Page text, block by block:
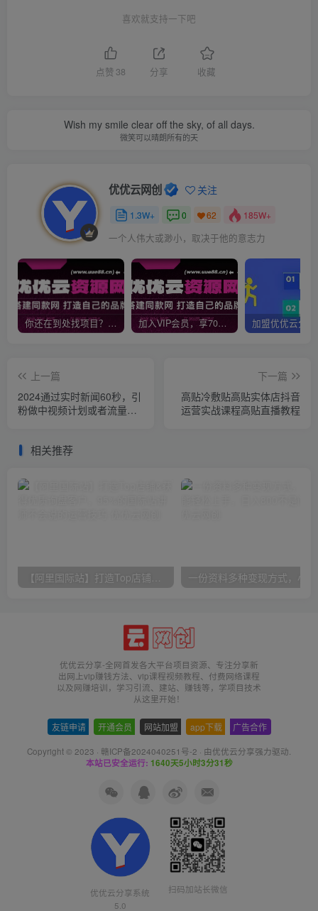
喜欢就支持一下吧
点赞 38 分享 收藏
Wish my smile clear off the sky, of all days.
微笑可以晴朗所有的天
优优云网创 关注
1.3W+ 0 62 185W+
一个人伟大或渺小，取决于他的意志力
你还在到处找项目？还在当韭菜？我靠网创资源站一个月收入5万+，曾经我也是个失败者。 加入VIP会员，享70%的推广提成，免费学习多种网上创业课程，菜鸟秒变大神！
上一篇
2024通过实时新闻60秒，引
粉做中视频计划或者流量
下一篇
高贴冷敷贴高贴实体店抖音
运营实战课程高贴直播教程
相关推荐
【阿里国际站】打造Top店铺&获得优质询盘客户，​95%的国际站讲师不会说的运营技巧
优优云分享-全网首发各大平台项目资源、专注分享新
出网上vip赚钱方法、vip课程视频教程、付费网络课程
以及网赚培训，学习引流、建站、赚钱等，学项目技术
从这里开始！
友链申请 开通会员 网站加盟 app下载 广告合作
Copyright © 2023 · 赣ICP备2024040251号-2 · 由优优云分享强力驱动.
本站已安全运行: 1640天5小时3分31秒
优优云分享系统
5.0
扫码加站长微信